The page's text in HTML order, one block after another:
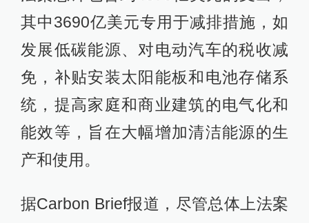
其中3690亿美元专用于减排措施，如
发展低碳能源、对电动汽车的税收减
免，补贴安装太阳能板和电池存储系
统，提高家庭和商业建筑的电气化和
能效等，旨在大幅增加清洁能源的生
产和使用。
据Carbon Brief报道，尽管总体上法案